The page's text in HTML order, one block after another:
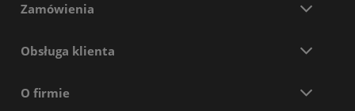
Zamówienia
Obsługa klienta
O firmie